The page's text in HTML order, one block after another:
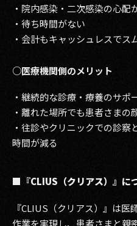
・院内感染・二次感染の心配
・待ち時間がない
・会計もキャッシュレスでス
○医療機関側のメリット
・継続的な診療・療養のサポ
・離れた場所でも患者さまの
・往診やクリニックでの診察
時間が減る
■『CLIUS（クリアス）』に
『CLIUS（クリアス）』は
作業を実現し、患者さまと親